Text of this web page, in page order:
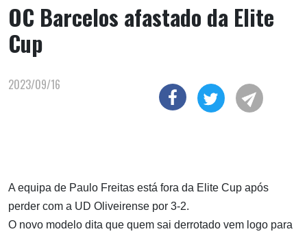
OC Barcelos afastado da Elite
Cup
2023/09/16
A equipa de Paulo Freitas está fora da Elite Cup após
perder com a UD Oliveirense por 3-2.
O novo modelo dita que quem sai derrotado vem logo para